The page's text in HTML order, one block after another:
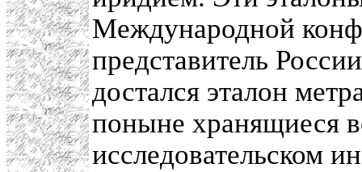
Международной
представитель
достался эталон
поныне хранящиеся
исследовательском